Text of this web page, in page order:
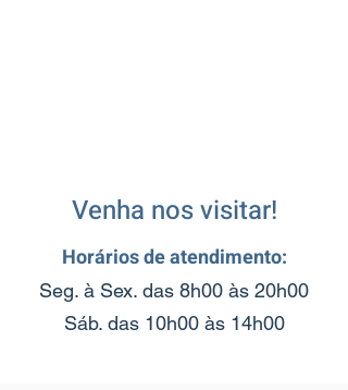
Venha nos visitar!
Horários de atendimento:
Seg. à Sex. das 8h00 às 20h00
Sáb. das 10h00 às 14h00